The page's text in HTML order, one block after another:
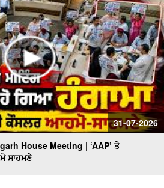
31-07-2026
House Meeting | ‘AAP’ ਤੇ
ਸਾਹਮਣੇ